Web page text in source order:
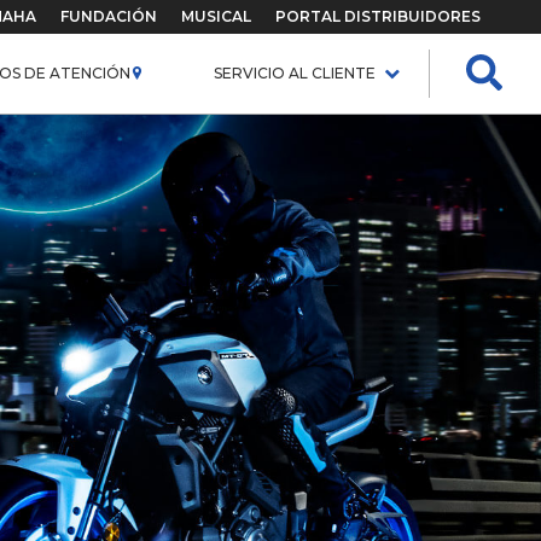
FUNDACIÓN MUSICAL PORTAL DISTRIBUIDORES
DE ATENCIÓN SERVICIO AL CLIENTE